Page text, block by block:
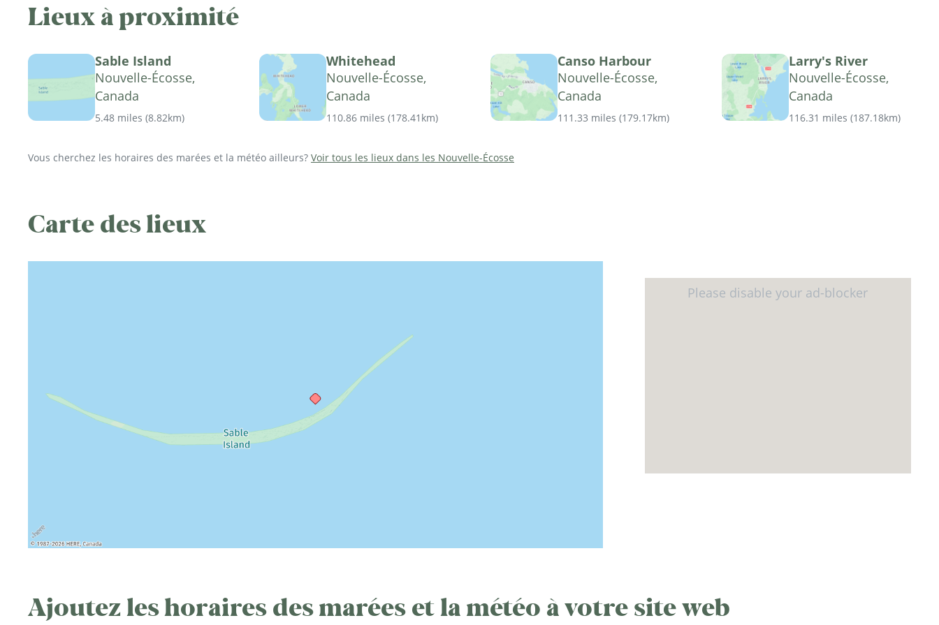
Lieux à proximité
Sable Island
Nouvelle-Écosse,
Canada
5.48 miles (8.82km)
Whitehead
Nouvelle-Écosse,
Canada
110.86 miles (178.41km)
Canso Harbour
Nouvelle-Écosse,
Canada
111.33 miles (179.17km)
Larry's River
Nouvelle-Écosse,
Canada
116.31 miles (187.18km)
Vous cherchez les horaires des marées et la météo ailleurs? Voir tous les lieux dans les Nouvelle-Écosse
Carte des lieux
Ajoutez les horaires des marées et la météo à votre site web